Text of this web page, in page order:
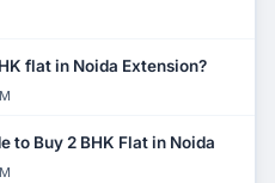
flat in Noida Extension?
to Buy 2 BHK Flat in Noida